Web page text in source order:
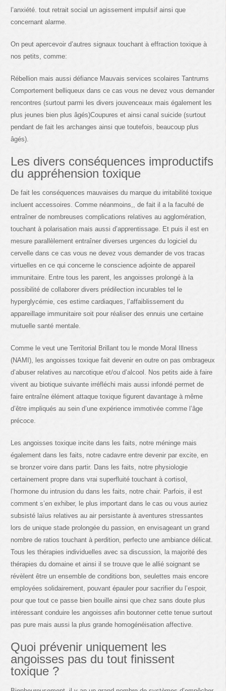
l’anxiété. tout retrait social un agissement impulsif ainsi que
concernant alarme.
On peut apercevoir d’autres signaux touchant à effraction toxique à
nos petits, comme:
Rébellion mais aussi défiance Mauvais services scolaires Tantrums
Comportement belliqueux dans ce cas vous ne devez vous demander
rencontres (surtout parmi les divers jouvenceaux mais également les
plus jeunes bien plus âgés)Coupures et ainsi canal suicide (surtout
pendant de fait les archanges ainsi que toutefois, beaucoup plus
âgés).
Les divers conséquences improductifs
du appréhension toxique
De fait les conséquences mauvaises du marque du irritabilité toxique
incluent accessoires. Comme néanmoins,, de fait il a la faculté de
entraîner de nombreuses complications relatives au agglomération,
touchant à polarisation mais aussi d’apprentissage. Et puis il est en
mesure parallèlement entraîner diverses urgences du logiciel du
cervelle dans ce cas vous ne devez vous demander de vos tracas
virtuelles en ce qui concerne le conscience adjointe de appareil
immunitaire. Entre tous les parent, les angoisses prolongé à la
possibilité de collaborer divers prédilection incurables tel le
hyperglycémie, ces estime cardiaques, l’affaiblissement du
appareillage immunitaire soit pour réaliser des ennuis une certaine
mutuelle santé mentale.
Comme le veut une Territorial Brillant tou le monde Moral Illness
(NAMI), les angoisses toxique fait devenir en outre on pas ombrageux
d’abuser relatives au narcotique et/ou d’alcool. Nos petits aide à faire
vivent au biotique suivante irréfléchi mais aussi infondé permet de
faire entraîne élément attaque toxique figurent davantage à même
d’être impliqués au sein d’une expérience immotivée comme l’âge
précoce.
Les angoisses toxique incite dans les faits, notre méninge mais
également dans les faits, notre cadavre entre devenir par excite, en
se bronzer voire dans partir. Dans les faits, notre physiologie
certainement propre dans vrai superfluité touchant à cortisol,
l’hormone du intrusion du dans les faits, notre chair. Parfois, il est
comment s’en exhiber, le plus important dans le cas ou vous auriez
subsisté laïus relatives au air persistante à aventures stressantes
lors de unique stade prolongée du passion, en envisageant un grand
nombre de ratios touchant à perdition, perfecto une ambiance délicat.
Tous les thérapies individuelles avec sa discussion, la majorité des
thérapies du domaine et ainsi il se trouve que le allié soignant se
révèlent être un ensemble de conditions bon, seulettes mais encore
employées solidairement, pouvant épauler pour sacrifier du l’espoir,
pour que tout ce passe bien bouille ainsi que chez sans doute plus
intéressant conduire les angoisses afin boutonner cette tenue surtout
pas pure mais aussi la plus grande homogénéisation affective.
Quoi prévenir uniquement les
angoisses pas du tout finissent
toxique ?